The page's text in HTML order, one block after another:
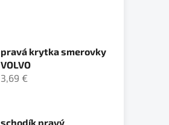
pravá krytka smerovky
VOLVO
3,69 €
schodík pravý